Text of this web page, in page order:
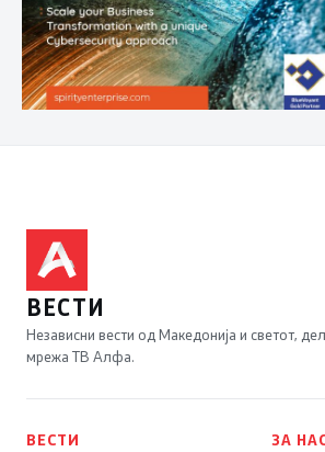
ВЕСТИ
Независни вести од Македонија и светот,
мрежа ТВ Алфа.
ВЕСТИ
ЗА